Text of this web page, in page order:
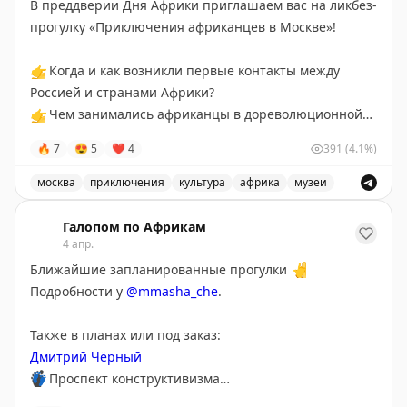
В преддверии Дня Африки приглашаем вас на ликбез-
прогулку «Приключения африканцев в Москве»!
👉Когда и как возникли первые контакты между
Россией и странами Африки?
👉Чем занимались африканцы в дореволюционной
👉Кто такой «арап Петра Великого» Абрам Ганнибал
и какую карьеру построили в Российской империи его
потомки?
Зачем СССР приглашал на учебу африканских
студентов и чем они занимались в свободное от
занятий время?
👉Какую карьеру в России строили те африканцы,
И еще много чего интересного!
Прогулку проведут:
🔥 7 😍 5 ❤ 4 391 (4.1%)
москва приключения культура африка музеи
Галопом по Африкам
4 апр.
Ближайшие запланированные прогулки 👆
Подробности у @mmasha_che.
Также в планах или под заказ:
Дмитрий Чёрный
👣Проспект конструктивизма